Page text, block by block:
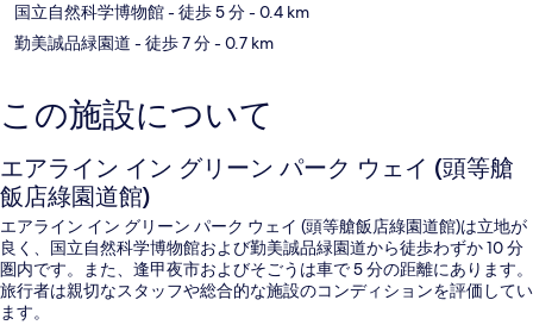
国立自然科学博物館- 徒歩 5 分- 0.4 km
勤美誠品緑園道 - 徒歩 7 分- 0.7 km
この施設について
エアライン イン グリーン パーク ウェイ (頭等艙
飯店綠園道館)
エアライン イン グリーン パーク ウェイ (頭等艙飯店綠園道館)は立地が
良く、国立自然科学博物館および勤美誠品緑園道から徒歩わずか 10 分
圏内です。また、逢甲夜市およびそごうは車で 5 分の距離にあります。
旅行者は親切なスタッフや総合的な施設のコンディションを評価してい
ます。